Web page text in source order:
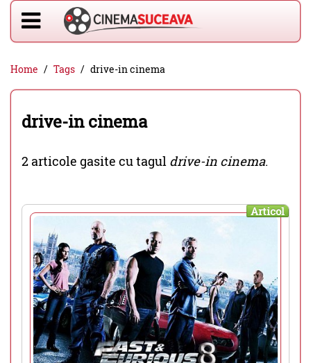
Home Tags drive-in cinema
drive-in cinema
2 articole gasite cu tagul drive-in cinema.
Articol